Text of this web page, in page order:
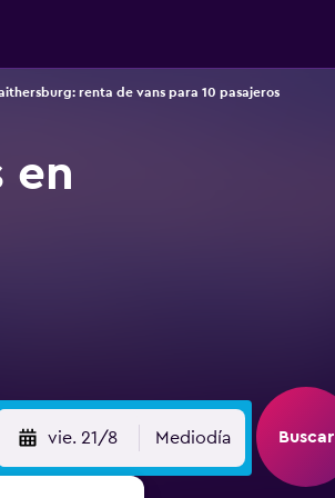
renta de vans para 10 pasajeros
en
vie. 21/8 Mediodía Buscar